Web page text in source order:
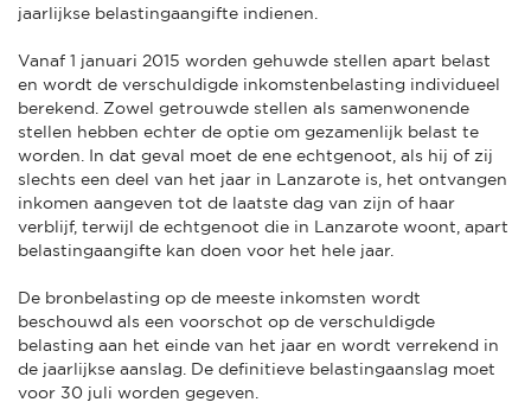
jaarlijkse belastingaangifte indienen.
Vanaf 1 januari 2015 worden gehuwde stellen apart belast
en wordt de verschuldigde inkomstenbelasting individueel
berekend. Zowel getrouwde stellen als samenwonende
stellen hebben echter de optie om gezamenlijk belast te
worden. In dat geval moet de ene echtgenoot, als hij of zij
slechts een deel van het jaar in Lanzarote is, het ontvangen
inkomen aangeven tot de laatste dag van zijn of haar
verblijf, terwijl de echtgenoot die in Lanzarote woont, apart
belastingaangifte kan doen voor het hele jaar.
De bronbelasting op de meeste inkomsten wordt
beschouwd als een voorschot op de verschuldigde
belasting aan het einde van het jaar en wordt verrekend in
de jaarlijkse aanslag. De definitieve belastingaanslag moet
voor 30 juli worden gegeven.